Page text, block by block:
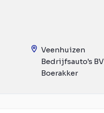
Veenhuizen
Bedrijfsauto's BV
Boerakker